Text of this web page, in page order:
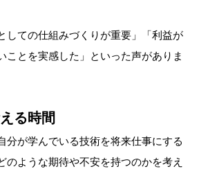
しての仕組みづくりが重要」「利益が
ことを実感した」といった声がありま
る時間
分が学んでいる技術を将来仕事にする
のような期待や不安を持つのかを考え